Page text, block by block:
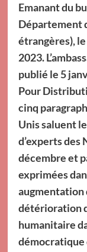
Emanant du
Département
étrangères),
2023.
publié le 5
Pour
cinq
Unis saluent
d’experts des
décembre et
exprimées
augmentation
détérioration
humanitaire
démocratique